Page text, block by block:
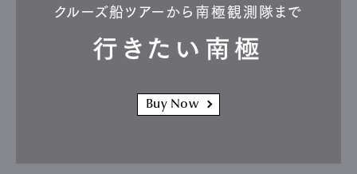
クルーズ船ツアーから南極観測隊まで
行きたい南極
Buy Now